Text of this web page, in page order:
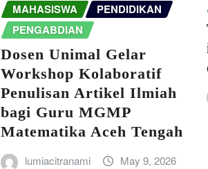
MAHASISWA
PENDIDIKAN
PENGABDIAN
Dosen Unimal Gelar
Workshop Kolaboratif
Penulisan Artikel Ilmiah
bagi Guru MGMP
Matematika Aceh Tengah
lumiacitranami May 9, 2026